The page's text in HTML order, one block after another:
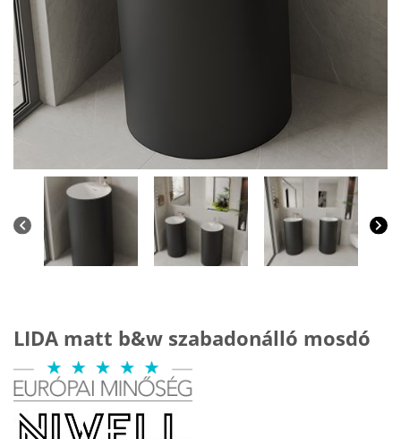
LIDA matt b&w szabadonálló mosdó